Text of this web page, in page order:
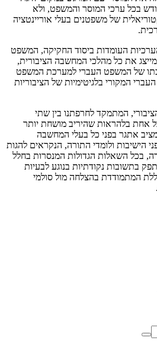
בכל ערכי המוסר והמשפט, ולא
של משפטנים בעלי אוריינטציה
העומדות ביסוד החקיקה, המשפט
את כל מהלכי המחשבה הציבורית,
של המשפט העברי למערכת המשפט
המקורי בלגיטימיות של הציבוריות
המתמקד לחרפתנו בין שתי
אחת בלהראות שהיריב מושחת יותר
אתגר בפני כל בעלי המחשבה
הישיבות ולומדי התורה, הנקראים להגות
בכל השאלות הגדולות המנסרות בחלל
בתשובות נקודתיות בנוגע לבעיות
המתמודדת בהצלחה מול סולמי